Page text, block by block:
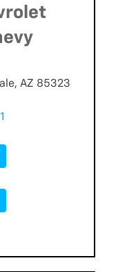
AZ 85323